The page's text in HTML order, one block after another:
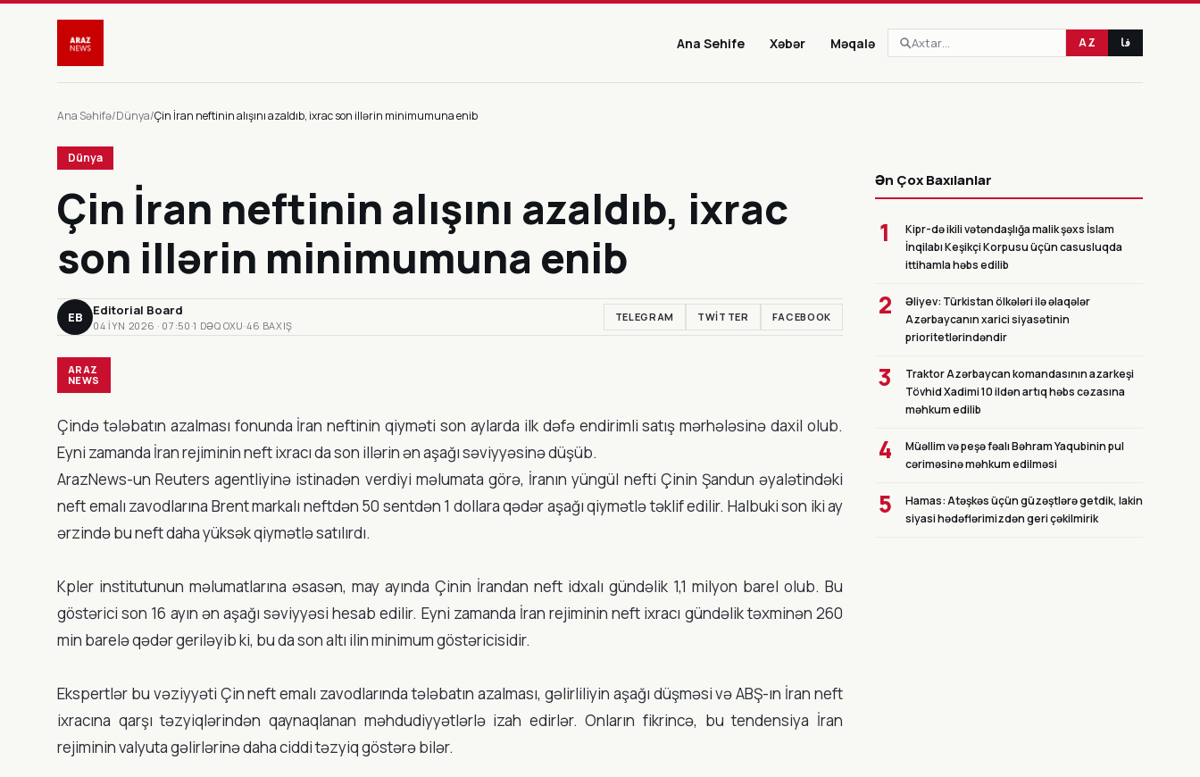
Ana Sehife Xəbər Məqalə AZ فا
Ana Səhifə/Dünya/Çin İran neftinin alışını azaldıb, ixrac son illərin minimumuna enib
Dünya
Çin İran neftinin alışını azaldıb, ixrac
son illərin minimumuna enib
EB Editorial Board
04 IYN 2026 · 07:50 ·1 DƏQ OXU ·46 BAXIŞ
TELEGRAM TWITTER FACEBOOK
ARAZ
NEWS
Çində tələbatın azalması fonunda İran neftinin qiyməti son aylarda ilk dəfə endirimli satış mərhələsinə daxil olub.
Eyni zamanda İran rejiminin neft ixracı da son illərin ən aşağı səviyyəsinə düşüb.
ArazNews-un Reuters agentliyinə istinadən verdiyi məlumata görə, İranın yüngül nefti Çinin Şandun əyalətindəki
neft emalı zavodlarına Brent markalı neftdən 50 sentdən 1 dollara qədər aşağı qiymətlə təklif edilir. Halbuki son iki ay
ərzində bu neft daha yüksək qiymətlə satılırdı.
Kpler institutunun məlumatlarına əsasən, may ayında Çinin İrandan neft idxalı gündəlik 1,1 milyon barel olub. Bu
göstərici son 16 ayın ən aşağı səviyyəsi hesab edilir. Eyni zamanda İran rejiminin neft ixracı gündəlik təxminən 260
min barelə qədər geriləyib ki, bu da son altı ilin minimum göstəricisidir.
Ekspertlər bu vəziyyəti Çin neft emalı zavodlarında tələbatın azalması, gəlirliliyin aşağı düşməsi və ABŞ-ın İran neft
ixracına qarşı təzyiqlərindən qaynaqlanan məhdudiyyətlərlə izah edirlər. Onların fikrincə, bu tendensiya İran
rejiminin valyuta gəlirlərinə daha ciddi təzyiq göstərə bilər.
Ən Çox Baxılanlar
1
Kipr-də ikili vətəndaşlığa malik şəxs İslam
İnqilabı Keşikçi Korpusu üçün casusluqda
ittihamla həbs edilib
2
Əliyev: Türkistan ölkələri ilə əlaqələr
Azərbaycanın xarici siyasətinin
prioritetlərindəndir
3
Traktor Azərbaycan komandasının azarkeşi
Tövhid Xadimi 10 ildən artıq həbs cəzasına
məhkum edilib
4
Müəllim və peşə fəalı Bəhram Yaqubinin pul
cəriməsinə məhkum edilməsi
5
Hamas: Atəşkəs üçün güzəştlərə getdik, lakin
siyasi hədəflərimizdən geri çəkilmirik